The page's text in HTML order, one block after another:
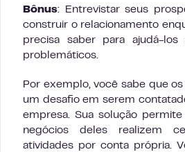
Bônus: Entrevistar seus
construir o relacionamento
precisa saber para ajudá-
problemáticos.
Por exemplo, você sabe que
um desafio em serem
empresa. Sua solução
negócios deles realizem
atividades por conta própria.